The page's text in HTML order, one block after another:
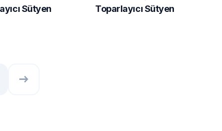
Sütyen
Toparlayıcı Sütyen
east